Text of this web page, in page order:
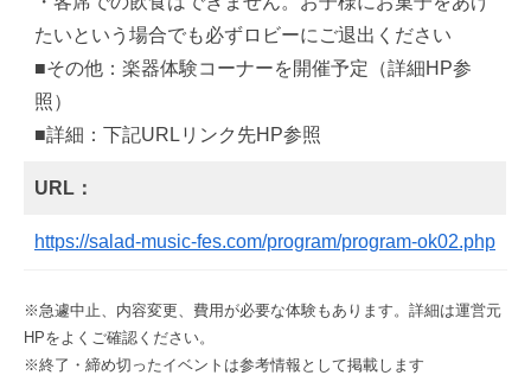
たいという場合でも必ずロビーにご退出ください
■その他：楽器体験コーナーを開催予定（詳細HP参
照）
■詳細：下記URLリンク先HP参照
URL：
https://salad-music-fes.com/program/program-ok02.php
※急遽中止、内容変更、費用が必要な体験もあります。詳細は運営元
HPをよくご確認ください。
※終了・締め切ったイベントは参考情報として掲載します